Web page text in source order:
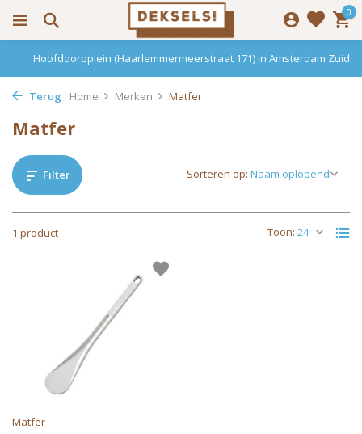
0
Hoofddorpplein (Haarlemmermeerstraat 171) in Amsterdam Zuid
Terug Home Merken Matfer
Matfer
Filter
1 product Toon:
Sorteren op:
Matfer